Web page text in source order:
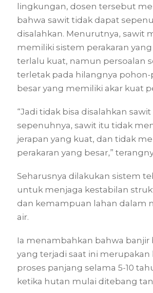
lingkungan, dosen tersebut
bahwa sawit tidak dapat
disalahkan. Menurutnya, sawit
memiliki sistem perakaran
terlalu kuat, namun persoalan
terletak pada hilangnya pohon-
besar yang memiliki akar kuat
“Jadi tidak bisa disalahkan sawit
sepenuhnya, sawit itu tidak
jerapan yang kuat, dan tidak
perakaran yang besar,”
Seharusnya dilakukan sistem
untuk menjaga kestabilan
dan kemampuan lahan dalam
air.
Ia menambahkan bahwa banjir
yang terjadi saat ini merupakan
proses panjang selama 5-10
ketika hutan mulai ditebang